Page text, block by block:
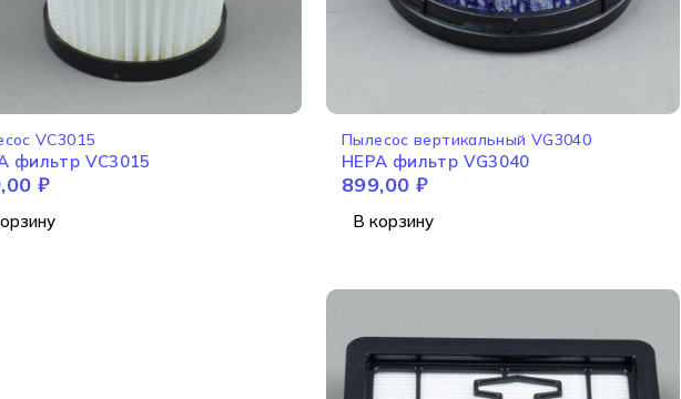
VC3015
фильтр VC3015
₽
Пылесос вертикальный VG3040
HEPA фильтр VG3040
899,00 ₽
В корзину